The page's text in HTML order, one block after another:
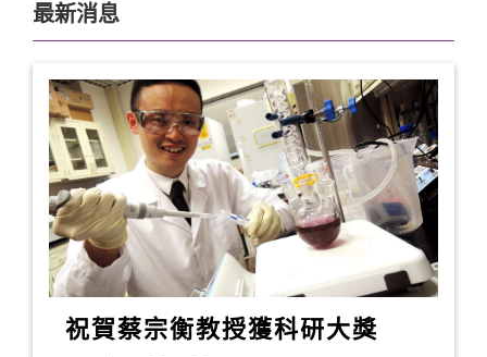
最新消息
祝賀蔡宗衡教授獲科研大獎